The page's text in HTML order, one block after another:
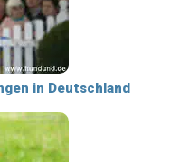
in Deutschland